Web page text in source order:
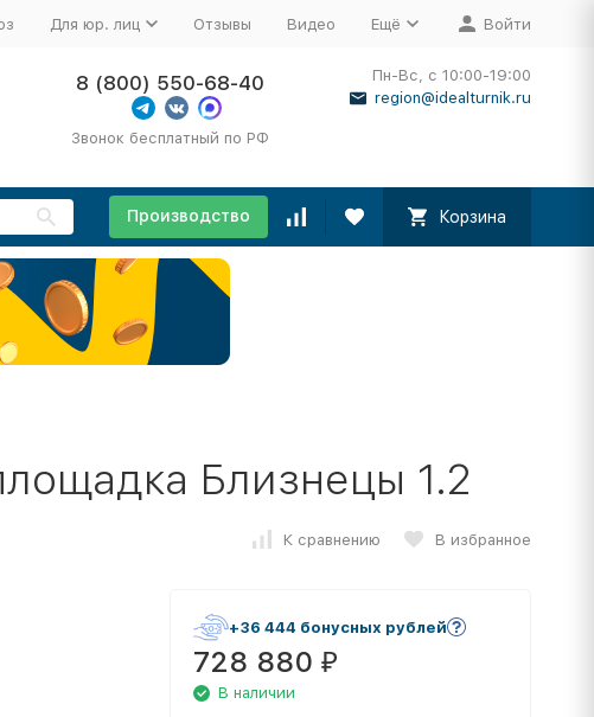
Для юр. лиц Отзывы Видео Ещё Войти
8 (800) 550-68-40
Звонок бесплатный по РФ
Пн-Вс, с 10:00-19:00
region@idealturnik.ru
Производство Корзина
Близнецы 1.2
К сравнению В избранное
+36 444 бонусных рублей
728 880 ₽
В наличии